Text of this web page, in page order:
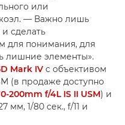
или
— Важно лишь
сделать
для понимания, для
лишние элементы».
Mark IV с объективом
(в продаже доступно
200mm f/4L IS II USM) и
мм, 1/80 сек., f/11 и